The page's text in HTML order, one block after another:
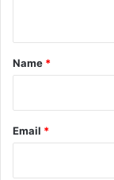
*
Name *
Email *